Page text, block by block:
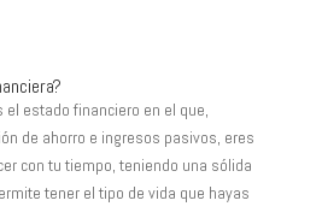
el estado financiero en el que,
de ahorro e ingresos pasivos, eres
con tu tiempo, teniendo una sólida
tener el tipo de vida que hayas